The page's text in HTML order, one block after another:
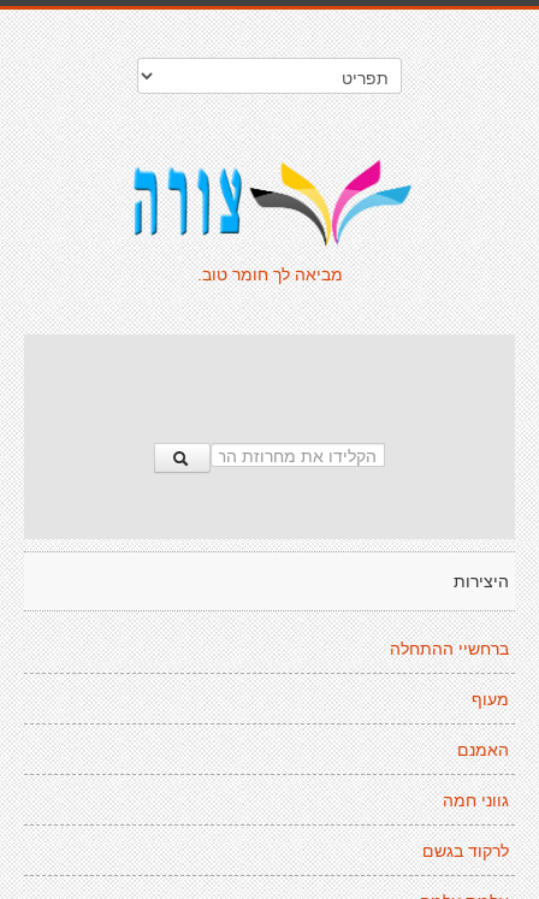
מביאה לך חומר טוב.
היצירות
ברחשיי ההתחלה
מעוף
האמנם
גווני חמה
לרקוד בגשם